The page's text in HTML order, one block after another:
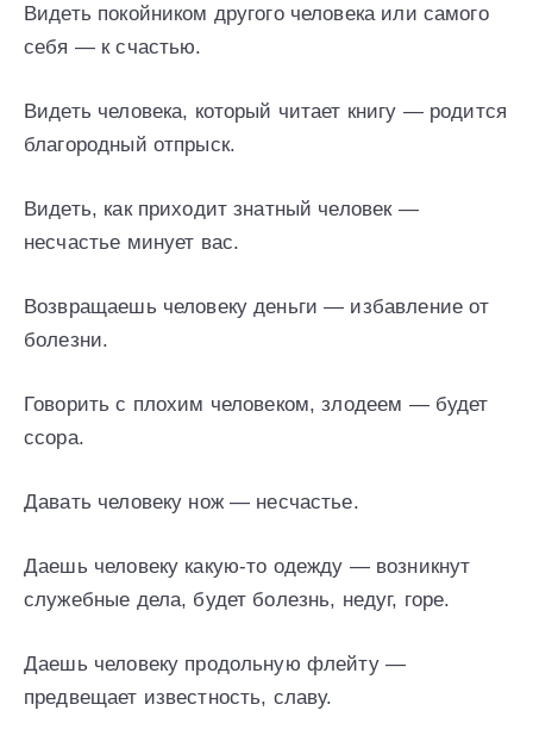
Видеть покойником другого человека или самого
себя — к счастью.
Видеть человека, который читает книгу — родится
благородный отпрыск.
Видеть, как приходит знатный человек —
несчастье минует вас.
Возвращаешь человеку деньги — избавление от
болезни.
Говорить с плохим человеком, злодеем — будет
ссора.
Давать человеку нож — несчастье.
Даешь человеку какую-то одежду — возникнут
служебные дела, будет болезнь, недуг, горе.
Даешь человеку продольную флейту —
предвещает известность, славу.